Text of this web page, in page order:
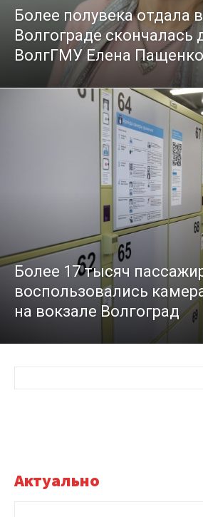
Более полувека отдала
Волгограде скончалась
ВолгГМУ Елена
Более 17 тысяч
воспользовались
на вокзале Волгоград
Актуально